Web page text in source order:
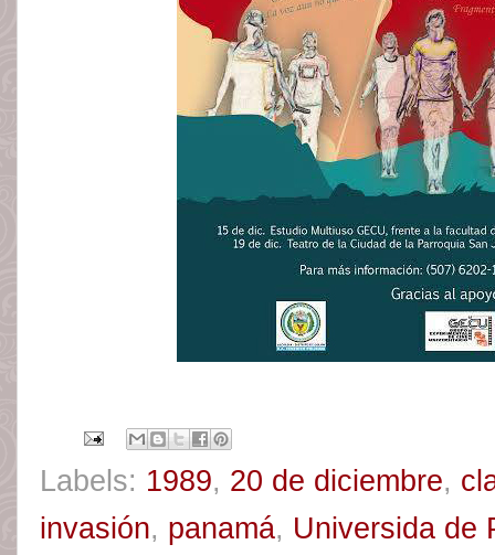
Labels: 1989, 20 de diciembre,
invasión, panamá, Universida de